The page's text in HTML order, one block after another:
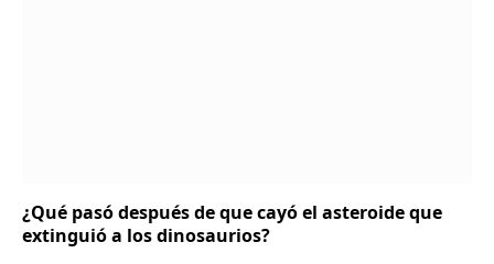
¿Qué pasó después de que cayó el asteroide que
extinguió a los dinosaurios?